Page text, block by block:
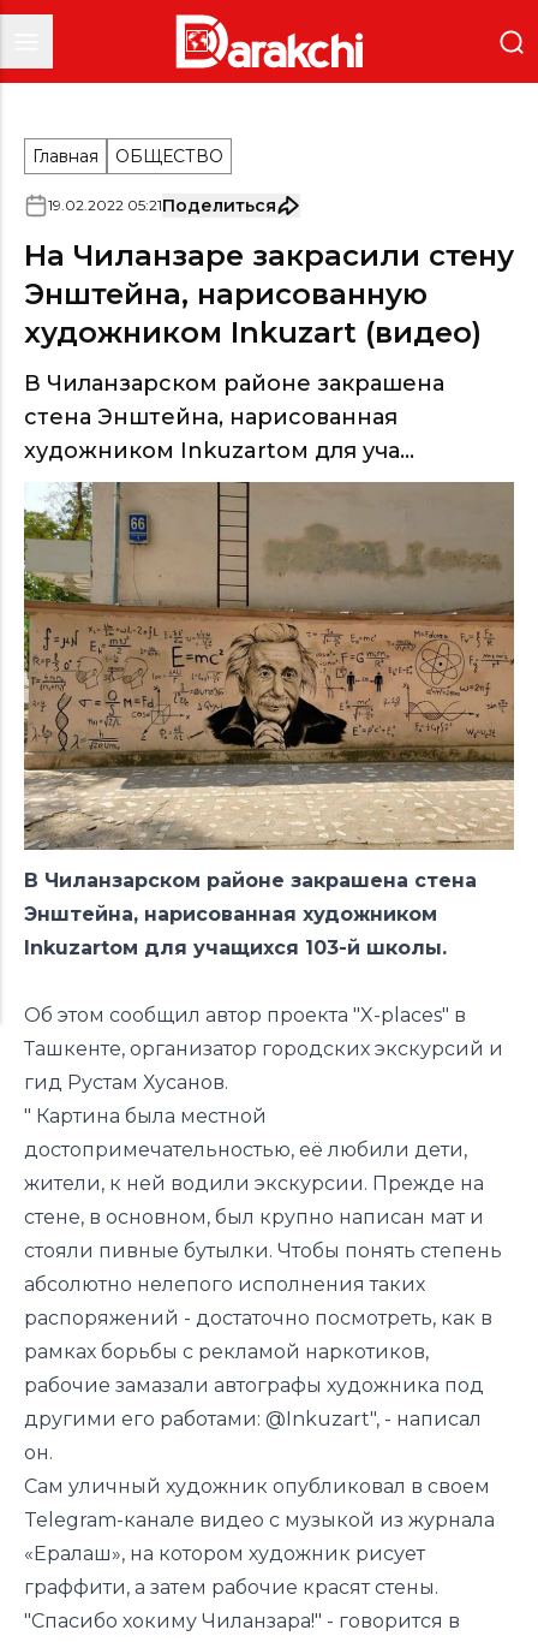
Главная ОБЩЕСТВО
19.02.2022 05:21Поделиться
На Чиланзаре закрасили стену
Энштейна, нарисованную
художником Inkuzart (видео)
В Чиланзарском районе закрашена
стена Энштейна, нарисованная
художником Inkuzartoм для уча...
В Чиланзарском районе закрашена стена
Энштейна, нарисованная художником
Inkuzartoм для учащихся 103-й школы.
Об этом сообщил автор проекта "X-places" в
Ташкенте, организатор городских экскурсий и
гид Рустам Хусанов.
" Картина была местной
достопримечательностью, её любили дети,
жители, к ней водили экскурсии. Прежде на
стене, в основном, был крупно написан мат и
стояли пивные бутылки. Чтобы понять степень
абсолютно нелепого исполнения таких
распоряжений - достаточно посмотреть, как в
рамках борьбы с рекламой наркотиков,
рабочие замазали автографы художника под
другими его работами: @Inkuzart", - написал
он.
Сам уличный художник опубликовал в своем
Telegram-канале видео с музыкой из журнала
«Ералаш», на котором художник рисует
граффити, а затем рабочие красят стены.
"Спасибо хокиму Чиланзара!" - говорится в